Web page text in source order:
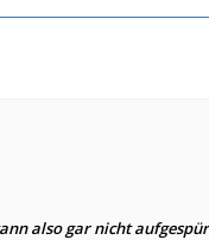
also gar nicht